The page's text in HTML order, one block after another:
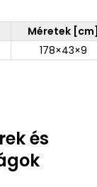
Méretek [cm]
178×43×9
és